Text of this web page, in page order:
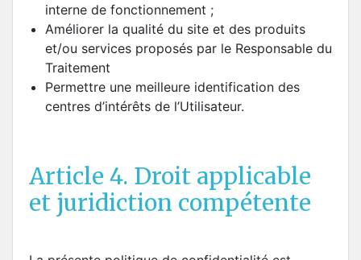
interne de fonctionnement ;
Améliorer la qualité du site et des produits
et/ou services proposés par le Responsable du
Traitement
Permettre une meilleure identification des
centres d’intérêts de l’Utilisateur.
Article 4. Droit applicable
et juridiction compétente